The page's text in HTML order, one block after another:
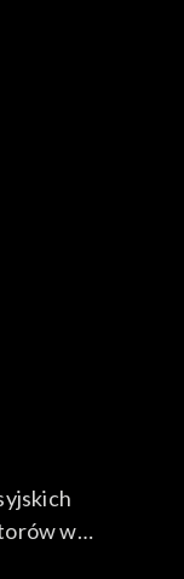
w
tzw.